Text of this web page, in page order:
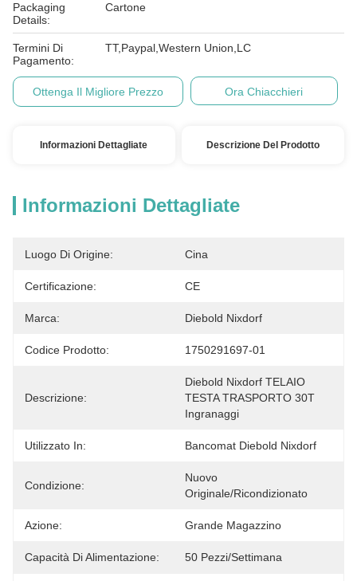
Packaging
Details:
Cartone
Termini Di
Pagamento:
TT,Paypal,Western Union,LC
Ottenga Il Migliore Prezzo Ora Chiacchieri
Informazioni Dettagliate Descrizione Del Prodotto
Informazioni Dettagliate
Luogo Di Origine: Cina
Certificazione: CE
Marca: Diebold Nixdorf
Codice Prodotto: 1750291697-01
Descrizione:
Diebold Nixdorf TELAIO
TESTA TRASPORTO 30T
Ingranaggi
Utilizzato In: Bancomat Diebold Nixdorf
Condizione:
Nuovo
Originale/ricondizionato
Azione: Grande Magazzino
Capacità Di Alimentazione: 50 Pezzi/settimana